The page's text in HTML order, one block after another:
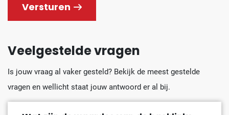
Versturen
Veelgestelde vragen
Is jouw vraag al vaker gesteld? Bekijk de meest gestelde
vragen en wellicht staat jouw antwoord er al bij.